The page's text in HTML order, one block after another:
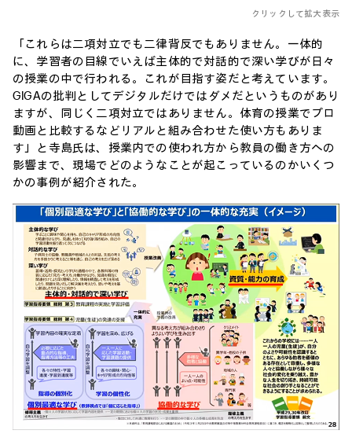
クリックして拡大表示
「これらは二項対立でも二律背反でもありません。一体的
に、学習者の目線でいえば主体的で対話的で深い学びが日々
の授業の中で行われる。これが目指す姿だと考えています。
GIGAの批判としてデジタルだけではダメだというものがあり
ますが、同じく二項対立ではありません。体育の授業でプロ
動画と比較するなどリアルと組み合わせた使い方もありま
す」と寺島氏は、授業内での使われ方から教員の働き方への
影響まで、現場でどのようなことが起こっているのかいくつ
かの事例が紹介された。